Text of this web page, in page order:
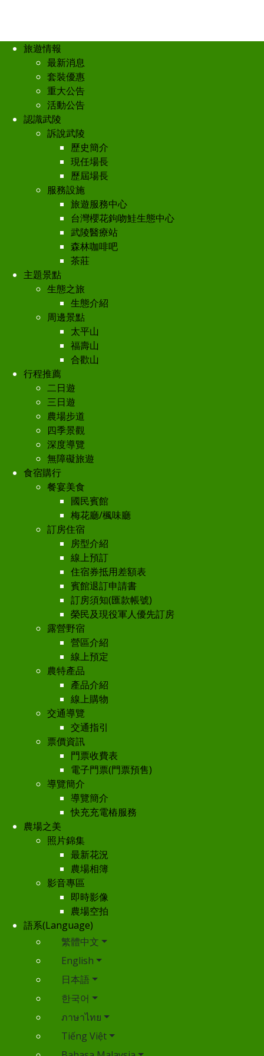
旅遊情報
最新消息
套裝優惠
重大公告
活動公告
認識武陵
訴說武陵
歷史簡介
現任場長
歷屆場長
服務設施
旅遊服務中心
台灣櫻花鉤吻鮭生態中心
武陵醫療站
森林咖啡吧
茶莊
主題景點
生態之旅
生態介紹
周邊景點
太平山
福壽山
合歡山
行程推薦
二日遊
三日遊
農場步道
四季景觀
深度導覽
無障礙旅遊
食宿購行
餐宴美食
國民賓館
梅花廳/楓味廳
訂房住宿
房型介紹
線上預訂
住宿券抵用差額表
賓館退訂申請書
訂房須知(匯款帳號)
榮民及現役軍人優先訂房
露營野宿
營區介紹
線上預定
農特產品
產品介紹
線上購物
交通導覽
交通指引
票價資訊
門票收費表
電子門票(門票預售)
導覽簡介
導覽簡介
快充充電樁服務
農場之美
照片錦集
最新花況
農場相簿
影音專區
即時影像
農場空拍
語系(Language)
繁體中文
English
日本語
한국어
ภาษาไทย
Tiếng Việt